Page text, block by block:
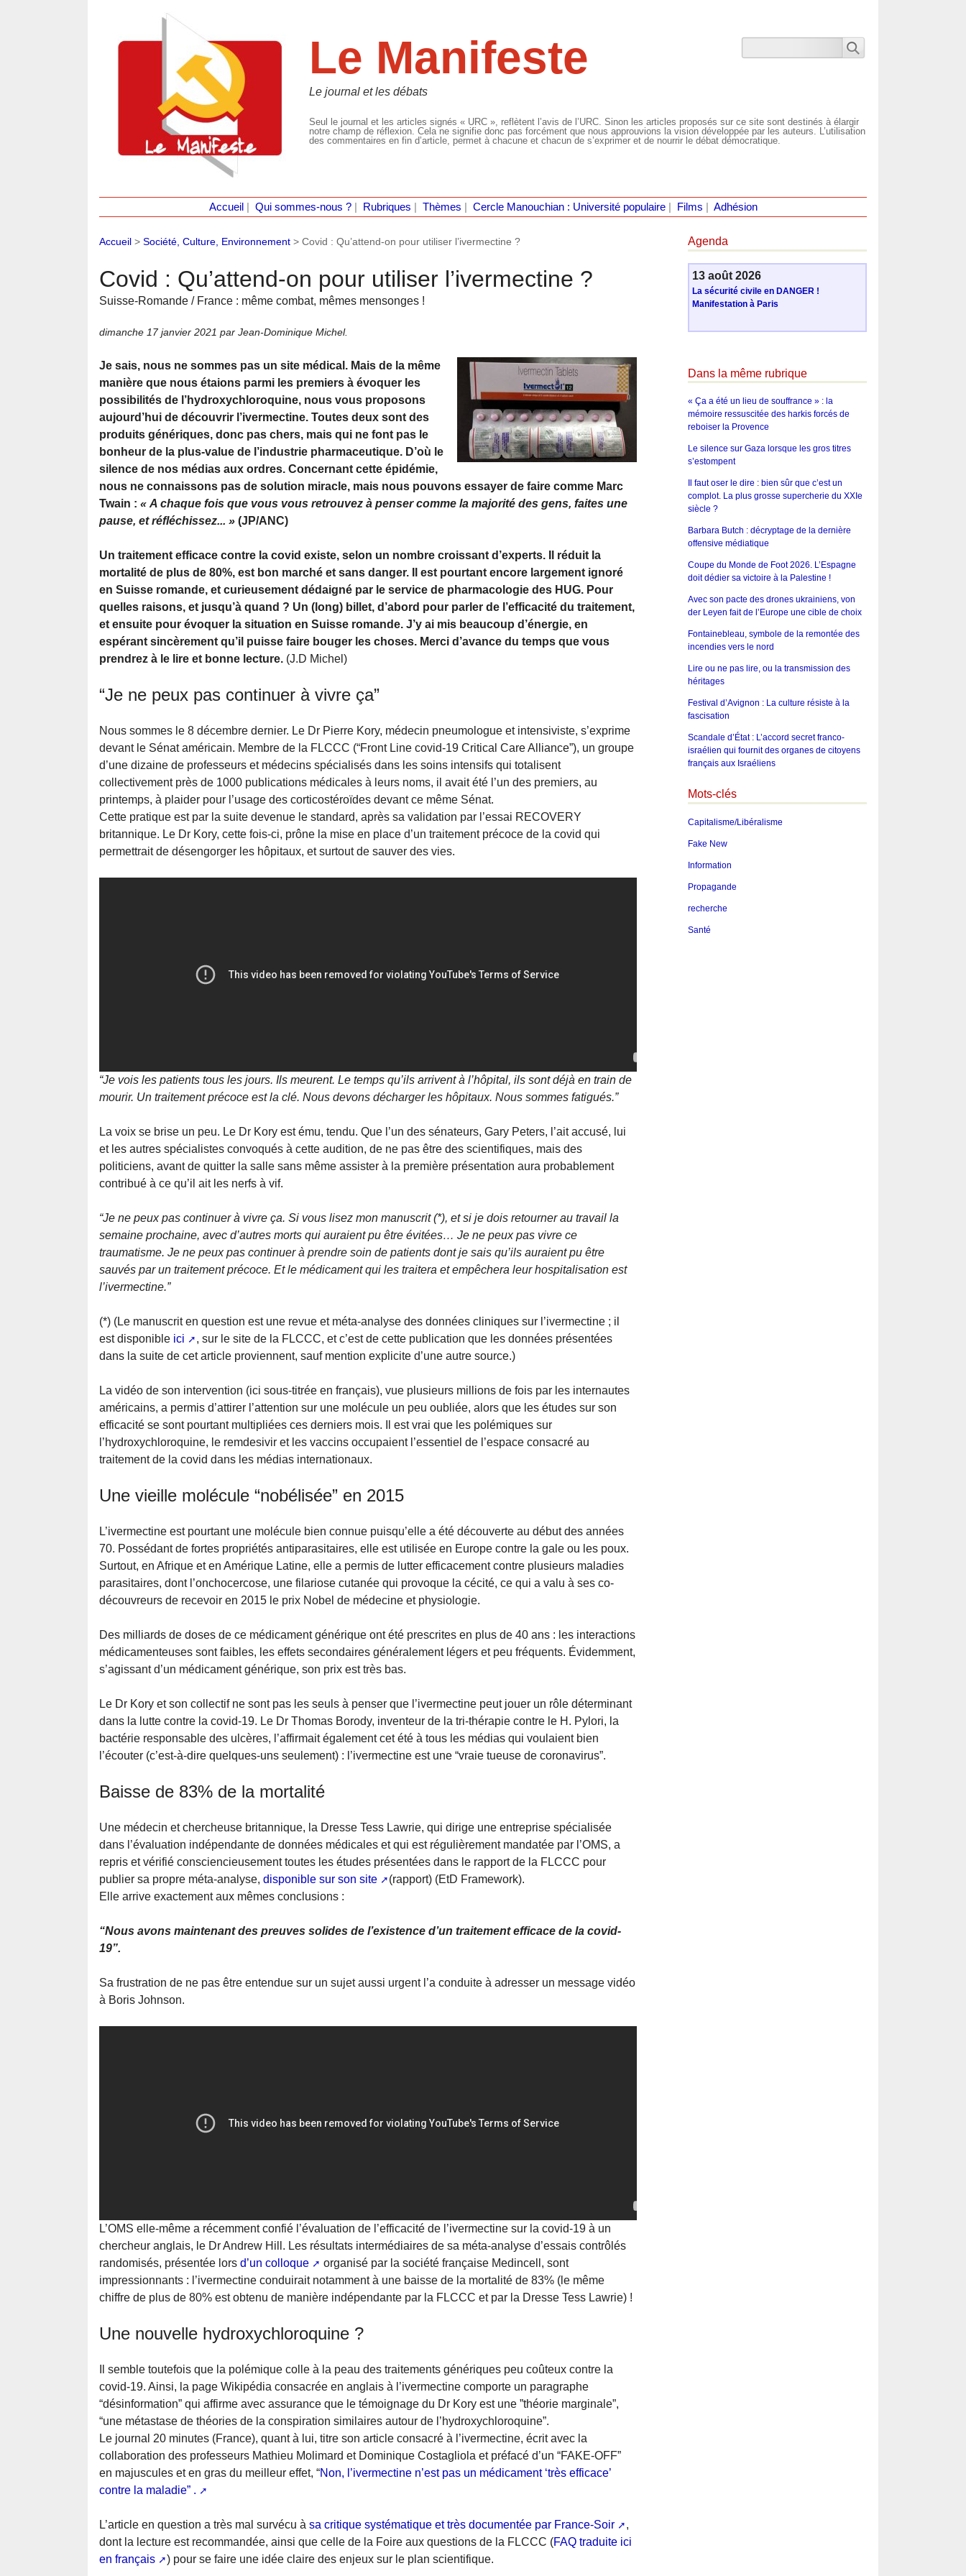
Le Manifeste
Le journal et les débats
Seul le journal et les articles signés « URC », reflètent l’avis de l’URC. Sinon les articles proposés sur ce site sont destinés à élargir
notre champ de réflexion. Cela ne signifie donc pas forcément que nous approuvions la vision développée par les auteurs. L’utilisation
des commentaires en fin d’article, permet à chacune et chacun de s’exprimer et de nourrir le débat démocratique.
Accueil Qui sommes-nous ?| Rubriques Thèmes Cercle Manouchian : Université populaire| Films Adhésion
Accueil > Société, Culture, Environnement > Covid : Qu’attend-on pour utiliser l’ivermectine ?
Covid : Qu’attend-on pour utiliser l’ivermectine ?
Suisse-Romande / France : même combat, mêmes mensonges !
dimanche 17 janvier 2021 par Jean-Dominique Michel.
Je sais, nous ne sommes pas un site médical. Mais de la même
manière que nous étaions parmi les premiers à évoquer les
possibilités de l’hydroxychloroquine, nous vous proposons
aujourd’hui de découvrir l’ivermectine. Toutes deux sont des
produits génériques, donc pas chers, mais qui ne font pas le
bonheur de la plus-value de l’industrie pharmaceutique. D’où le
silence de nos médias aux ordres. Concernant cette épidémie,
nous ne connaissons pas de solution miracle, mais nous pouvons essayer de faire comme Marc
Twain : « A chaque fois que vous vous retrouvez à penser comme la majorité des gens, faites une
pause, et réfléchissez... » (JP/ANC)
Un traitement efficace contre la covid existe, selon un nombre croissant d’experts. Il réduit la
mortalité de plus de 80%, est bon marché et sans danger. Il est pourtant encore largement ignoré
en Suisse romande, et curieusement dédaigné par le service de pharmacologie des HUG. Pour
quelles raisons, et jusqu’à quand ? Un (long) billet, d’abord pour parler de l’efficacité du traitement,
et ensuite pour évoquer la situation en Suisse romande. J’y ai mis beaucoup d’énergie, en
espérant sincèrement qu’il puisse faire bouger les choses. Merci d’avance du temps que vous
prendrez à le lire et bonne lecture. (J.D Michel)
“Je ne peux pas continuer à vivre ça”
Nous sommes le 8 décembre dernier. Le Dr Pierre Kory, médecin pneumologue et intensiviste, s’exprime
devant le Sénat américain. Membre de la FLCCC (“Front Line covid-19 Critical Care Alliance”), un groupe
d’une dizaine de professeurs et médecins spécialisés dans les soins intensifs qui totalisent
collectivement près de 1000 publications médicales à leurs noms, il avait été l’un des premiers, au
printemps, à plaider pour l’usage des corticostéroïdes devant ce même Sénat.
Cette pratique est par la suite devenue le standard, après sa validation par l’essai RECOVERY
britannique. Le Dr Kory, cette fois-ci, prône la mise en place d’un traitement précoce de la covid qui
permettrait de désengorger les hôpitaux, et surtout de sauver des vies.
“Je vois les patients tous les jours. Ils meurent. Le temps qu’ils arrivent à l’hôpital, ils sont déjà en train de
mourir. Un traitement précoce est la clé. Nous devons décharger les hôpitaux. Nous sommes fatigués.”
La voix se brise un peu. Le Dr Kory est ému, tendu. Que l’un des sénateurs, Gary Peters, l’ait accusé, lui
et les autres spécialistes convoqués à cette audition, de ne pas être des scientifiques, mais des
politiciens, avant de quitter la salle sans même assister à la première présentation aura probablement
contribué à ce qu’il ait les nerfs à vif.
“Je ne peux pas continuer à vivre ça. Si vous lisez mon manuscrit (*), et si je dois retourner au travail la
semaine prochaine, avec d’autres morts qui auraient pu être évitées… Je ne peux pas vivre ce
traumatisme. Je ne peux pas continuer à prendre soin de patients dont je sais qu’ils auraient pu être
sauvés par un traitement précoce. Et le médicament qui les traitera et empêchera leur hospitalisation est
l’ivermectine.”
(*) (Le manuscrit en question est une revue et méta-analyse des données cliniques sur l’ivermectine ; il
est disponible ici
, sur le site de la FLCCC, et c’est de cette publication que les données présentées
dans la suite de cet article proviennent, sauf mention explicite d’une autre source.)
La vidéo de son intervention (ici sous-titrée en français), vue plusieurs millions de fois par les internautes
américains, a permis d’attirer l’attention sur une molécule un peu oubliée, alors que les études sur son
efficacité se sont pourtant multipliées ces derniers mois. Il est vrai que les polémiques sur
l’hydroxychloroquine, le remdesivir et les vaccins occupaient l’essentiel de l’espace consacré au
traitement de la covid dans les médias internationaux.
Une vieille molécule “nobélisée” en 2015
L’ivermectine est pourtant une molécule bien connue puisqu’elle a été découverte au début des années
70. Possédant de fortes propriétés antiparasitaires, elle est utilisée en Europe contre la gale ou les poux.
Surtout, en Afrique et en Amérique Latine, elle a permis de lutter efficacement contre plusieurs maladies
parasitaires, dont l’onchocercose, une filariose cutanée qui provoque la cécité, ce qui a valu à ses co-
découvreurs de recevoir en 2015 le prix Nobel de médecine et physiologie.
Des milliards de doses de ce médicament générique ont été prescrites en plus de 40 ans : les interactions
médicamenteuses sont faibles, les effets secondaires généralement légers et peu fréquents. Évidemment,
s’agissant d’un médicament générique, son prix est très bas.
Le Dr Kory et son collectif ne sont pas les seuls à penser que l’ivermectine peut jouer un rôle déterminant
dans la lutte contre la covid-19. Le Dr Thomas Borody, inventeur de la tri-thérapie contre le H. Pylori, la
bactérie responsable des ulcères, l’affirmait également cet été à tous les médias qui voulaient bien
l’écouter (c’est-à-dire quelques-uns seulement) : l’ivermectine est une “vraie tueuse de coronavirus”.
Baisse de 83% de la mortalité
Une médecin et chercheuse britannique, la Dresse Tess Lawrie, qui dirige une entreprise spécialisée
dans l’évaluation indépendante de données médicales et qui est régulièrement mandatée par l’OMS, a
repris et vérifié consciencieusement toutes les études présentées dans le rapport de la FLCCC pour
publier sa propre méta-analyse, disponible sur son site
(rapport) (EtD Framework).
Elle arrive exactement aux mêmes conclusions :
“Nous avons maintenant des preuves solides de l’existence d’un traitement efficace de la covid-
19”.
Sa frustration de ne pas être entendue sur un sujet aussi urgent l’a conduite à adresser un message vidéo
à Boris Johnson.
L’OMS elle-même a récemment confié l’évaluation de l’efficacité de l’ivermectine sur la covid-19 à un
chercheur anglais, le Dr Andrew Hill. Les résultats intermédiaires de sa méta-analyse d’essais contrôlés
randomisés, présentée lors d’un colloque
organisé par la société française Medincell, sont
impressionnants : l’ivermectine conduirait notamment à une baisse de la mortalité de 83% (le même
chiffre de plus de 80% est obtenu de manière indépendante par la FLCCC et par la Dresse Tess Lawrie) !
Une nouvelle hydroxychloroquine ?
Il semble toutefois que la polémique colle à la peau des traitements génériques peu coûteux contre la
covid-19. Ainsi, la page Wikipédia consacrée en anglais à l’ivermectine comporte un paragraphe
“désinformation” qui affirme avec assurance que le témoignage du Dr Kory est une ”théorie marginale”,
“une métastase de théories de la conspiration similaires autour de l’hydroxychloroquine”.
Le journal 20 minutes (France), quant à lui, titre son article consacré à l’ivermectine, écrit avec la
collaboration des professeurs Mathieu Molimard et Dominique Costagliola et préfacé d’un “FAKE-OFF”
en majuscules et en gras du meilleur effet, “Non, l’ivermectine n’est pas un médicament ‘très efficace’
contre la maladie” .
L’article en question a très mal survécu à sa critique systématique et très documentée par France-Soir
,
dont la lecture est recommandée, ainsi que celle de la Foire aux questions de la FLCCC (FAQ traduite ici
en français
) pour se faire une idée claire des enjeux sur le plan scientifique.
Agenda
13 août 2026
La sécurité civile en DANGER !
Manifestation à Paris
Dans la même rubrique
« Ça a été un lieu de souffrance » : la
mémoire ressuscitée des harkis forcés de
reboiser la Provence
Le silence sur Gaza lorsque les gros titres
s’estompent
Il faut oser le dire : bien sûr que c’est un
complot. La plus grosse supercherie du XXIe
siècle ?
Barbara Butch : décryptage de la dernière
offensive médiatique
Coupe du Monde de Foot 2026. L’Espagne
doit dédier sa victoire à la Palestine !
Avec son pacte des drones ukrainiens, von
der Leyen fait de l’Europe une cible de choix
Fontainebleau, symbole de la remontée des
incendies vers le nord
Lire ou ne pas lire, ou la transmission des
héritages
Festival d’Avignon : La culture résiste à la
fascisation
Scandale d’État : L’accord secret franco-
israélien qui fournit des organes de citoyens
français aux Israéliens
Mots-clés
Capitalisme/Libéralisme
Fake New
Information
Propagande
recherche
Santé